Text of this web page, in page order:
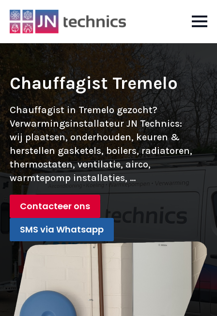
Chauffagist Tremelo
Chauffagist in Tremelo gezocht?
Verwarmingsinstallateur JN Technics:
wij plaatsen, onderhouden, keuren &
herstellen gasketels, boilers, radiatoren,
thermostaten, ventilatie, airco,
warmtepomp installaties, ...
Contacteer ons
SMS via Whatsapp